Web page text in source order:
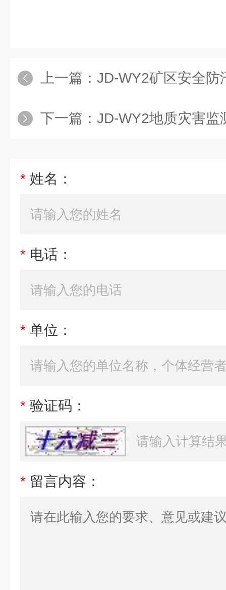
上一篇： JD-WY2矿区安全防
下一篇： JD-WY2地质灾害监
* 姓名：
* 电话：
* 单位：
* 验证码：
* 留言内容：